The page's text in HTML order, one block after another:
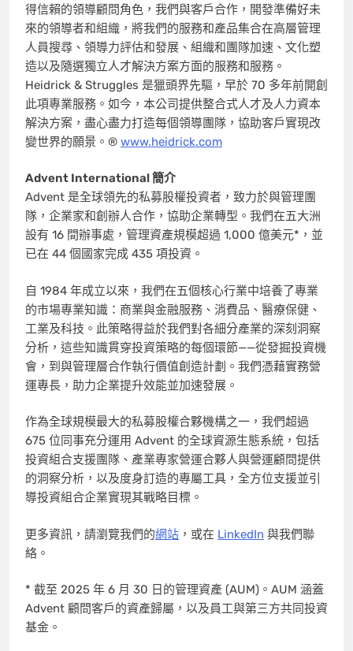
得信賴的領導顧問角色，我們與客戶合作，開發準備好未
來的領導者和組織，將我們的服務和產品集合在高層管理
人員搜尋、領導力評估和發展、組織和團隊加速、文化塑
造以及隨選獨立人才解決方案方面的服務和服務。
Heidrick & Struggles 是獵頭界先驅，早於 70 多年前開創
此項專業服務。如今，本公司提供整合式人才及人力資本
解決方案，盡心盡力打造每個領導團隊，協助客戶實現改
變世界的願景。® www.heidrick.com
Advent International 簡介
Advent 是全球領先的私募股權投資者，致力於與管理團
隊，企業家和創辦人合作，協助企業轉型。我們在五大洲
設有 16 間辦事處，管理資產規模超過 1,000 億美元*，並
已在 44 個國家完成 435 項投資。
自 1984 年成立以來，我們在五個核心行業中培養了專業
的市場專業知識：商業與金融服務、消費品、醫療保健、
工業及科技。此策略得益於我們對各細分產業的深刻洞察
分析，這些知識貫穿投資策略的每個環節——從發掘投資機
會，到與管理層合作執行價值創造計劃。我們憑藉實務營
運專長，助力企業提升效能並加速發展。
作為全球規模最大的私募股權合夥機構之一，我們超過
675 位同事充分運用 Advent 的全球資源生態系統，包括
投資組合支援團隊、產業專家營運合夥人與營運顧問提供
的洞察分析，以及度身訂造的專屬工具，全方位支援並引
導投資組合企業實現其戰略目標。
更多資訊，請瀏覽我們的網站 ，或在 LinkedIn 與我們聯
絡。
* 截至 2025 年 6 月 30 日的管理資產 (AUM)。AUM 涵蓋
Advent 顧問客戶的資產歸屬，以及員工與第三方共同投資
基金。